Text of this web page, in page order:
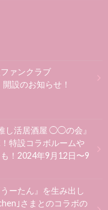
ァンクラブ
開設のお知らせ！
し活居酒屋 ◯◯の会』
特設コラボルームや
！2024年9月12日〜9
ーたん』を生み出し
｣さまとのコラボの